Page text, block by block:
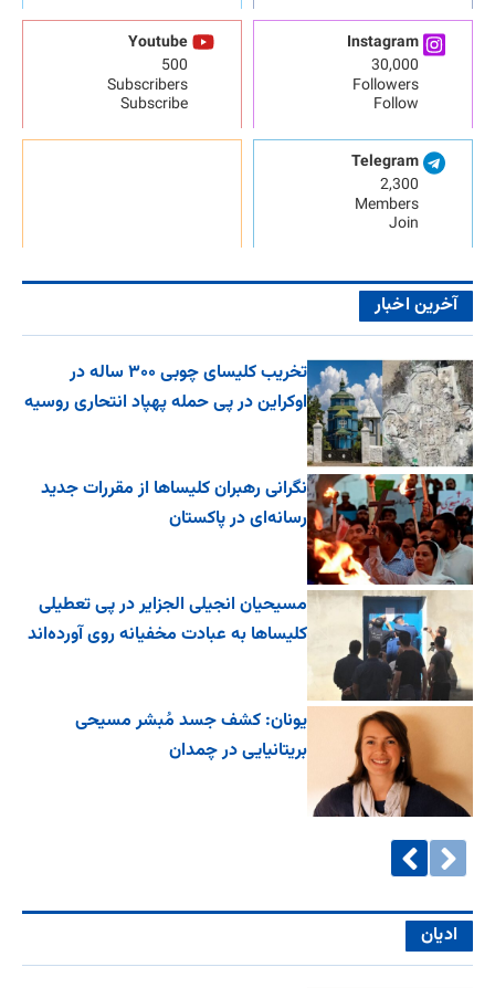
Instagram
30,000
Followers
Follow
Youtube
500
Subscribers
Subscribe
Telegram
2,300
Members
Join
آخرین اخبار
تخریب کلیسای چوبی ۳۰۰ ساله در
اوکراین در پی حمله پهپاد انتحاری روسیه
نگرانی رهبران کلیساها از مقررات جدید
رسانه‌ای در پاکستان
مسیحیان انجیلی الجزایر در پی تعطیلی
کلیساها به عبادت مخفیانه روی آورده‌اند
یونان: کشف جسد مُبشر مسیحی
بریتانیایی در چمدان
ادیان